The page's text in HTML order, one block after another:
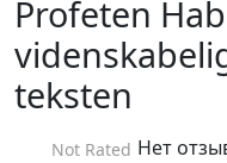
Profeten
teksten
Not Rated Нет